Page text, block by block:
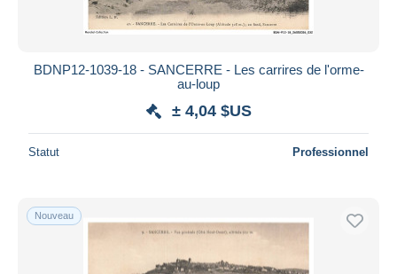
BDNP12-1039-18 - SANCERRE - Les carrires de l'orme-
au-loup
± 4,04 $US
Statut Professionnel
Nouveau